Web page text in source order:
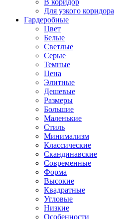
В коридор
Для узкого коридора
Гардеробные
Цвет
Белые
Светлые
Серые
Темные
Цена
Элитные
Дешевые
Размеры
Большие
Маленькие
Стиль
Минимализм
Классические
Скандинавские
Современные
Форма
Высокие
Квадратные
Угловые
Низкие
Особенности